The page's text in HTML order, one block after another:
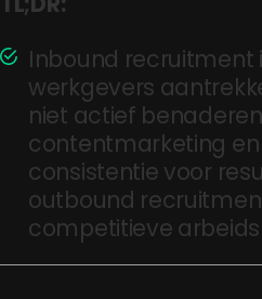
Inbound recruitment
werkgevers
niet actief
contentmarketing
consistentie voor
outbound
competitieve